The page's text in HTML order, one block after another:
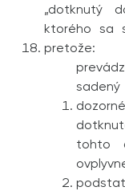
„dotknutý
ktorého sa
pretože:
tohto